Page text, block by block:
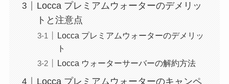
Locca プレミアムウォーターのデメリッ
トと注意点
Locca プレミアムウォーターのデメリッ
ト
Locca ウォーターサーバーの解約方法
Locca プレミアムウォーターのキャンペ